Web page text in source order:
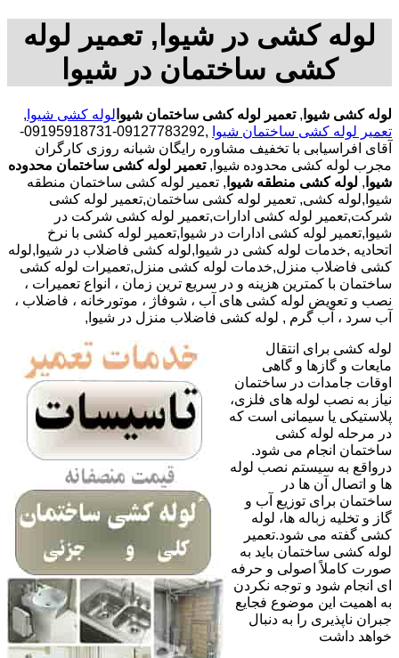
لوله کشی در شیوا, تعمیر لوله
کشی ساختمان در شیوا
لوله کشی شیوا ,تعمیر لوله کشی ساختمان شیوا لوله کشی شیوا ,
تعمیر لوله کشی ساختمان شیوا
,09127783292-09195918731-
آقای افراسیابی با تخفیف مشاوره رایگان شبانه روزی کارگران
مجرب لوله کشی محدوده شیوا,تعمیر لوله کشی ساختمان محدوده
شیوا , لوله کشی منطقه شیوا , تعمیر لوله کشی ساختمان منطقه
شیوا,لوله کشی, تعمیر لوله کشی ساختمان,تعمیر لوله کشی
شرکت,تعمیر لوله کشی ادارات,تعمیر لوله کشی شرکت در
شیوا,تعمیر لوله کشی ادارات در شیوا,تعمیر لوله کشی با نرخ
اتحادیه ,خدمات لوله کشی در شیوا,لوله کشی فاضلاب در شیوا,لوله
کشی فاضلاب منزل,خدمات لوله کشی منزل,تعمیرات لوله کشی
ساختمان با کمترین هزینه و در سریع ترین زمان ، انواع تعمیرات ،
نصب و تعویض لوله کشی های آب ، شوفاژ ، موتورخانه ، فاضلاب ،
آب سرد ، آب گرم , لوله کشی فاضلاب منزل در شیوا,
لوله کشی برای انتقال
مایعات و گازها و گاهی
اوقات جامدات در ساختمان
نیاز به نصب لوله های فلزی،
پلاستیکی یا سیمانی است که
در مرحله لوله کشی
ساختمان انجام می شود.
درواقع به سیستم نصب لوله
ها و اتصال آن ها در
ساختمان برای توزیع آب و
گاز و تخلیه زباله ها، لوله
کشی گفته می شود.تعمیر
لوله کشی ساختمان باید به
صورت کاملاً اصولی و حرفه
ای انجام شود و توجه نکردن
به اهمیت این موضوع فجایع
جبران ناپذیری را به دنبال
خواهد داشت